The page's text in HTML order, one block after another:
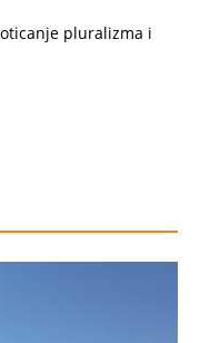
pluralizma i